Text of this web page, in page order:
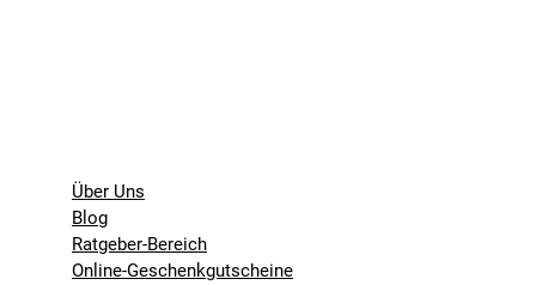
Über Uns
Blog
Ratgeber-Bereich
Online-Geschenkgutscheine